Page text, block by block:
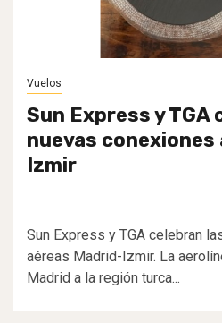
Vuelos
Sun Express y TGA
nuevas conexiones
Izmir
Sun Express y TGA celebran
aéreas Madrid-Izmir. La
Madrid a la región turca...